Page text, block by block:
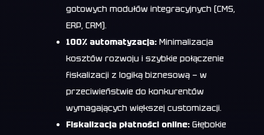
gotowych modułów integracyjnych (CMS,
ERP, CRM).
100% automatyzacja: Minimalizacja
kosztów rozwoju i szybkie połączenie
fiskalizacji z logiką biznesową — w
przeciwieństwie do konkurentów
wymagających większej customizacji.
Fiskalizacja płatności online: Głębokie